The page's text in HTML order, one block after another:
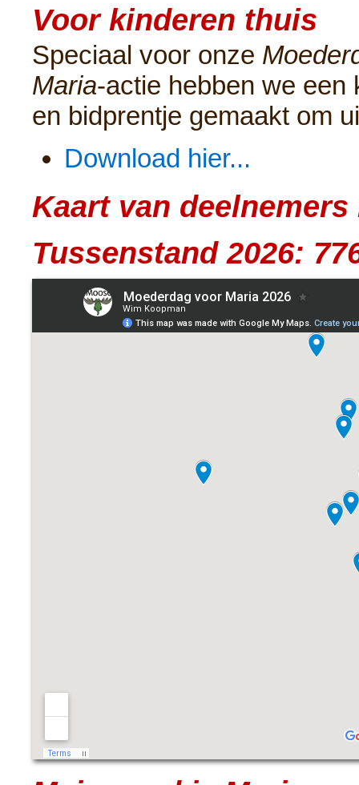
Voor kinderen thuis
Speciaal voor onze
Maria-actie hebben we een
en bidprentje gemaakt om
Download hier...
Kaart van deelnemers
Tussenstand 2026: